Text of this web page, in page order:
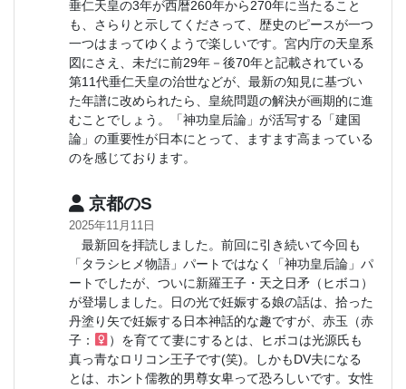
垂仁天皇の3年が西暦260年から270年に当たること
も、さらりと示してくださって、歴史のピースが一つ
一つはまってゆくようで楽しいです。宮内庁の天皇系
図にさえ、未だに前29年－後70年と記載されている
第11代垂仁天皇の治世などが、最新の知見に基づい
た年譜に改められたら、皇統問題の解決が画期的に進
むことでしょう。「神功皇后論」が活写する「建国
論」の重要性が日本にとって、ますます高まっている
のを感じております。
京都のS
2025年11月11日
最新回を拝読しました。前回に引き続いて今回も
「タラシヒメ物語」パートではなく「神功皇后論」パ
ートでしたが、ついに新羅王子・天之日矛（ヒボコ）
が登場しました。日の光で妊娠する娘の話は、拾った
丹塗り矢で妊娠する日本神話的な趣ですが、赤玉（赤
子：
）を育てて妻にするとは、ヒボコは光源氏も
真っ青なロリコン王子です(笑)。しかもDV夫になる
とは、ホント儒教的男尊女卑って恐ろしいです。女性